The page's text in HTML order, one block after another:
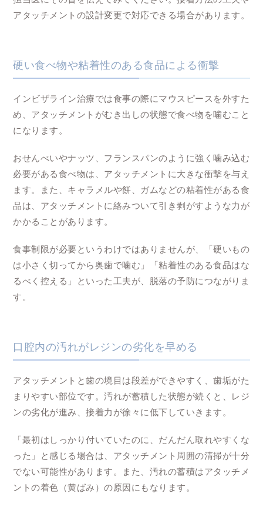
アタッチメントの設計変更で対応できる場合があります。
硬い食べ物や粘着性のある食品による衝撃
インビザライン治療では食事の際にマウスピースを外すた
め、アタッチメントがむき出しの状態で食べ物を噛むこと
になります。
おせんべいやナッツ、フランスパンのように強く噛み込む
必要がある食べ物は、アタッチメントに大きな衝撃を与え
ます。また、キャラメルや餅、ガムなどの粘着性がある食
品は、アタッチメントに絡みついて引き剥がすような力が
かかることがあります。
食事制限が必要というわけではありませんが、「硬いもの
は小さく切ってから奥歯で噛む」「粘着性のある食品はな
るべく控える」といった工夫が、脱落の予防につながりま
す。
口腔内の汚れがレジンの劣化を早める
アタッチメントと歯の境目は段差ができやすく、歯垢がた
まりやすい部位です。汚れが蓄積した状態が続くと、レジ
ンの劣化が進み、接着力が徐々に低下していきます。
「最初はしっかり付いていたのに、だんだん取れやすくな
った」と感じる場合は、アタッチメント周囲の清掃が十分
でない可能性があります。また、汚れの蓄積はアタッチメ
ントの着色（黄ばみ）の原因にもなります。